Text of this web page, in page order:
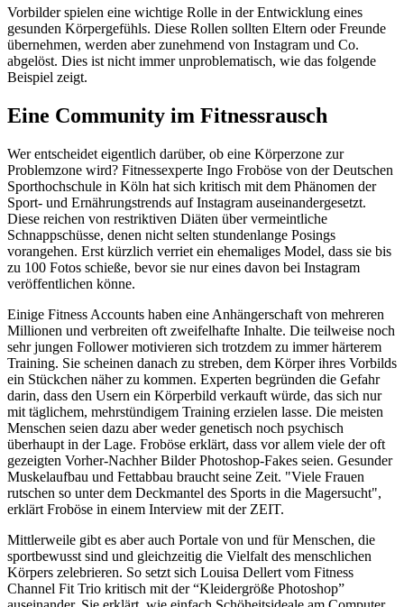
Vorbilder spielen eine wichtige Rolle in der Entwicklung eines
gesunden Körpergefühls. Diese Rollen sollten Eltern oder Freunde
übernehmen, werden aber zunehmend von Instagram und Co.
abgelöst. Dies ist nicht immer unproblematisch, wie das folgende
Beispiel zeigt.
Eine Community im Fitnessrausch
Wer entscheidet eigentlich darüber, ob eine Körperzone zur
Problemzone wird? Fitnessexperte Ingo Froböse von der Deutschen
Sporthochschule in Köln hat sich kritisch mit dem Phänomen der
Sport- und Ernährungstrends auf Instagram auseinandergesetzt.
Diese reichen von restriktiven Diäten über vermeintliche
Schnappschüsse, denen nicht selten stundenlange Posings
vorangehen. Erst kürzlich verriet ein ehemaliges Model, dass sie bis
zu 100 Fotos schieße, bevor sie nur eines davon bei Instagram
veröffentlichen könne.
Einige Fitness Accounts haben eine Anhängerschaft von mehreren
Millionen und verbreiten oft zweifelhafte Inhalte. Die teilweise noch
sehr jungen Follower motivieren sich trotzdem zu immer härterem
Training. Sie scheinen danach zu streben, dem Körper ihres Vorbilds
ein Stückchen näher zu kommen. Experten begründen die Gefahr
darin, dass den Usern ein Körperbild verkauft würde, das sich nur
mit täglichem, mehrstündigem Training erzielen lasse. Die meisten
Menschen seien dazu aber weder genetisch noch psychisch
überhaupt in der Lage. Froböse erklärt, dass vor allem viele der oft
gezeigten Vorher-Nachher Bilder Photoshop-Fakes seien. Gesunder
Muskelaufbau und Fettabbau braucht seine Zeit. "Viele Frauen
rutschen so unter dem Deckmantel des Sports in die Magersucht",
erklärt Froböse in einem Interview mit der ZEIT.
Mittlerweile gibt es aber auch Portale von und für Menschen, die
sportbewusst sind und gleichzeitig die Vielfalt des menschlichen
Körpers zelebrieren. So setzt sich Louisa Dellert vom Fitness
Channel Fit Trio kritisch mit der “Kleidergröße Photoshop”